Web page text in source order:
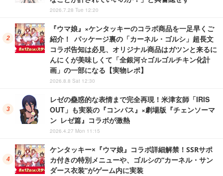
2026.7.28 Tue 12:20
『ウマ娘』×ケンタッキーのコラボ商品を一足早くご
紹介！ パッケージ裏の「カーネル・ゴルシ」超長文
コラボ告知は必見、オリジナル商品はガツンと来るに
んにくが美味しくて「全銀河☆ゴルゴルチキン化計
画」の一部になる【実物レポ】
2026.8.8 Sat 12:30
レゼの蠱惑的な表情まで完全再現！米津玄師「IRIS
OUT」も実装の『コンパス』×劇場版『チェンソーマ
ン レゼ篇』コラボが激熱
2026.4.27 Mon 11:15
ケンタッキー×『ウマ娘』コラボ詳細解禁！SSRサポ
カ付きの特別メニューや、ゴルシの“カーネル・サン
ダース衣装”がゲーム内に実装